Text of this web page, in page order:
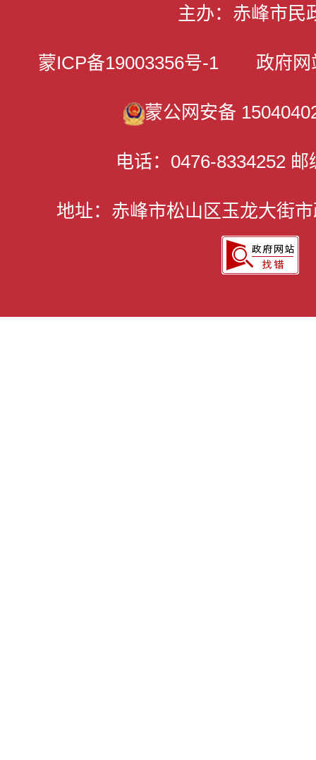
主办：赤峰市民
蒙ICP备19003356号-1 政府网
蒙公网安备
电话：0476-8334252 邮
地址：赤峰市松山区玉龙大街